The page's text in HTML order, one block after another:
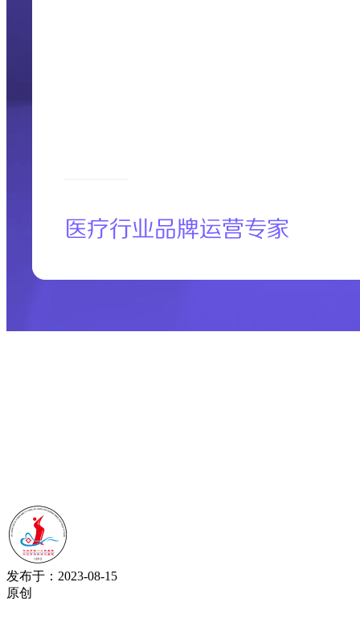
发布于：2023-08-15
原创